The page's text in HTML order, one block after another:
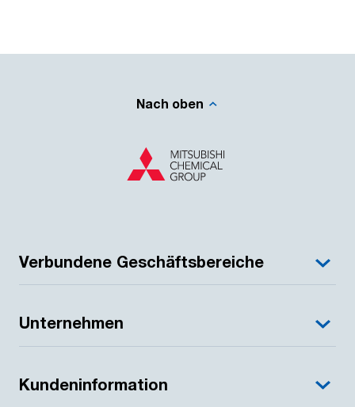
Nach oben
Verbundene Geschäftsbereiche
Unternehmen
Kundeninformation